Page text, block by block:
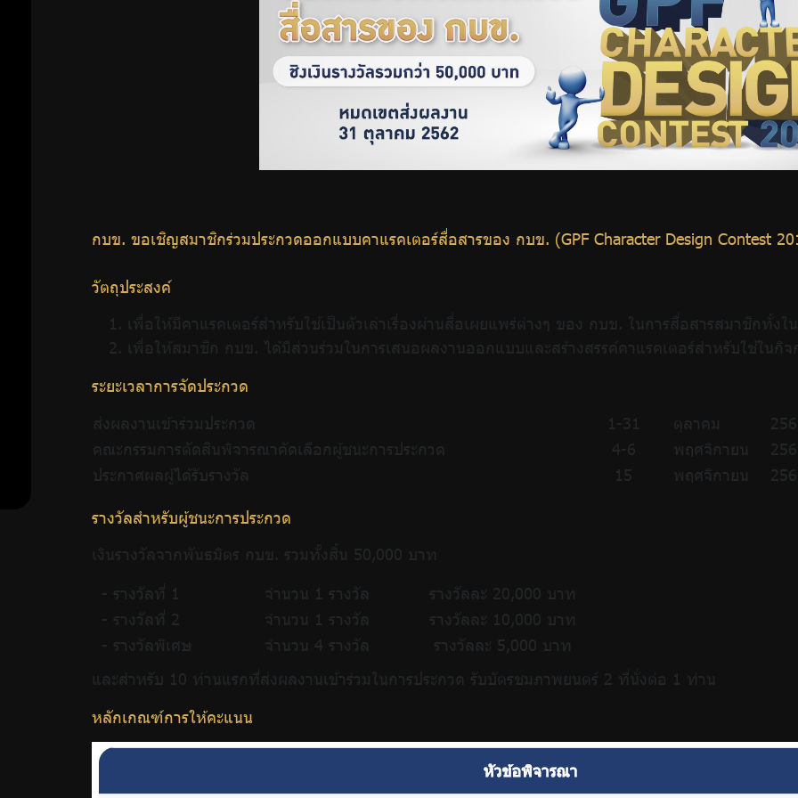
กบข. ขอเชิญสมาชิกร่วมประกวดออกแบบคาแรคเตอร์สื่อสารของ กบข. (GPF Character Design Contest
วัตถุประสงค์
เพื่อให้มีคาแรคเตอร์สำหรับใช้เป็นตัวเล่าเรื่องผ่านสื่อเผยแพร่ต่างๆ ของ กบข. ในการสื่อสารสมาชิกทั้ง
เพื่อให้สมาชิก กบข. ได้มีส่วนร่วมในการเสนอผลงานออกแบบและสร้างสรรค์คาแรคเตอร์สำหรับใช้ในกิจ
ระยะเวลาการจัดประกวด
ส่งผลงานเข้าร่วมประกวด
1-31 ตุลาคม
คณะกรรมการตัดสินพิจารณาคัดเลือกผู้ชนะการประกวด
4-6 พฤศจิกายน
ประกาศผลผู้ได้รับรางวัล
15 พฤศจิกายน
รางวัลสำหรับผู้ชนะการประกวด
เงินรางวัลจากพันธมิตร กบข. รวมทั้งสิ้น 50,000 บาท
- รางวัลที่ 1
จำนวน 1 รางวัล
รางวัลละ 20,000 บาท
- รางวัลที่ 2
จำนวน 1 รางวัล
รางวัลละ 10,000 บาท
- รางวัลพิเศษ
จำนวน 4 รางวัล
รางวัลละ 5,000 บาท
และสำหรับ 10 ท่านแรกที่ส่งผลงานเข้าร่วมในการประกวด รับบัตรชมภาพยนตร์ 2 ที่นั่งต่อ 1 ท่าน
หลักเกณฑ์การให้คะแนน